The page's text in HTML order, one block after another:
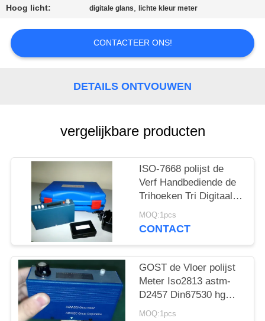
SITEMAP
PRIVACY
Hoog licht: digitale glans, lichte kleur meter
CONTACTEER ONS!
DETAILS ONTVOUWEN
vergelijkbare producten
ISO-7668 polijst de
Verf Handbediende de
Trihoeken Tri Digitaal
van Meter 2000 Gu
MOQ:1pcs
CONTACT
GOST de Vloer polijst
Meter Iso2813 astm-
D2457 Din67530 hgm-
B20
MOQ:1pcs